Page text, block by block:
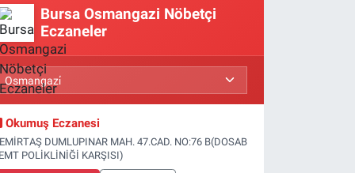
Bursa Osmangazi Nöbetçi
Eczaneler
Okumuş Eczanesi
DUMLUPINAR MAH. 47.CAD. NO:76 B(DOSAB
POLİKLİNİĞİ KARŞISI)